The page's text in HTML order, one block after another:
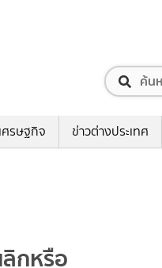
ศรษฐกิจ ข่าวต่างประเทศ
กหรือ